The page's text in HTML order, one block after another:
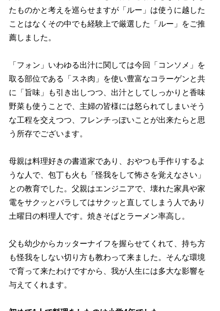
たものかと考えを巡らせますが「ルー」は使うに越した
ことはなくその中でも経験上で厳選した「ルー」をご推
薦しました。
「フォン」いわゆる出汁に関しては今回「コンソメ」を
取る部位である「スネ肉」を使い豊富なコラーゲンと共
に「旨味」も引き出しつつ、出汁としてしっかりと香味
野菜も使うことで、主婦の皆様には怒られてしまいそう
な工程を交えつつ、フレンチっぽいことが出来たらと思
う所存でございます。
母親は料理好きの書道家であり、おやつも手作りするよ
うな人で、包丁も火も「怪我をして怖さを覚えなさい」
との教育でした。父親はエンジニアで、壊れた家具や家
電をサクッとバラしてはサクッと直してしまう人であり
土曜日の料理人です。焼きそばとラーメン率高し。
父も幼少からカッターナイフを握らせてくれて、持ち方
も怪我をしない切り方も教わって来ました。そんな環境
で育って来たわけですから、我が人生には多大な影響を
与えてくれます。